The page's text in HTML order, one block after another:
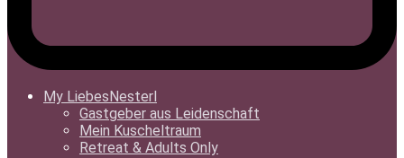
My LiebesNesterl
Gastgeber aus Leidenschaft
Mein Kuscheltraum
Retreat & Adults Only